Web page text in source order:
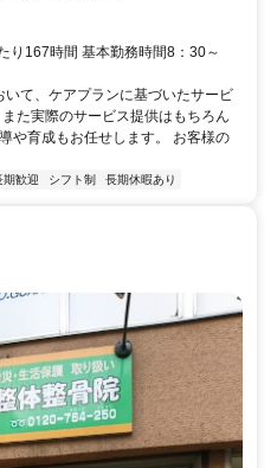
り167時間 基本勤務時間8：30～
て、ケアプランに基づいたサービ
た実際のサービス提供はもちろん
や育成もお任せします。 お客様の
期歓迎 シフト制 長期休暇あり